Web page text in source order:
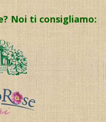
Noi ti consigliamo: